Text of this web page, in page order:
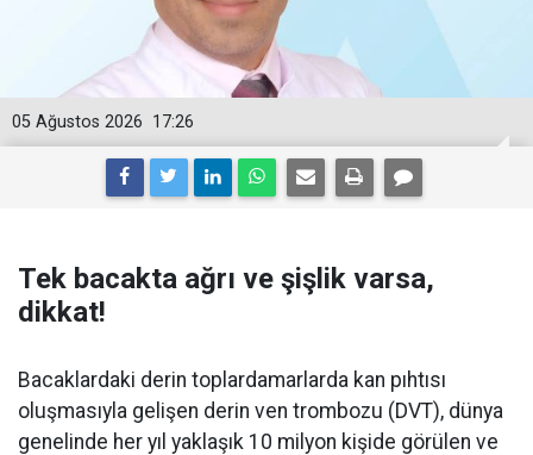
17:26
05 Ağustos 2026
Tek bacakta ağrı ve şişlik varsa,
dikkat!
Bacaklardaki derin toplardamarlarda kan pıhtısı
oluşmasıyla gelişen derin ven trombozu (DVT), dünya
genelinde her yıl yaklaşık 10 milyon kişide görülen ve